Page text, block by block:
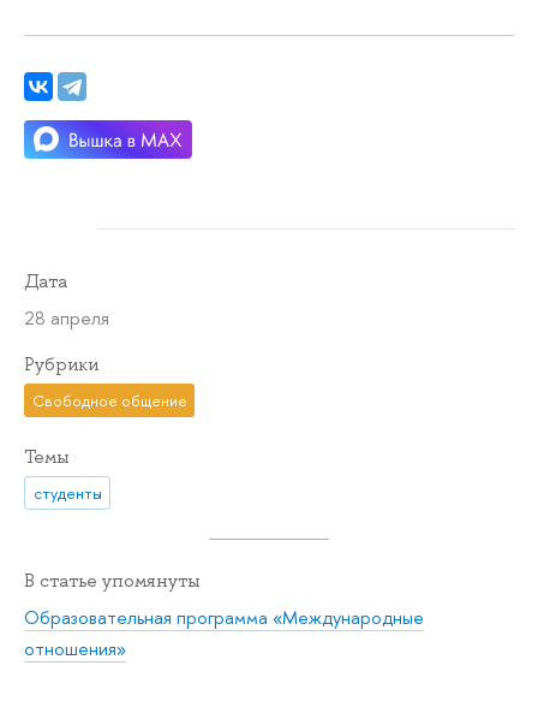
Дата
28 апреля
Рубрики
Свободное общение
Темы
студенты
В статье упомянуты
Образовательная программа «Международные
отношения»